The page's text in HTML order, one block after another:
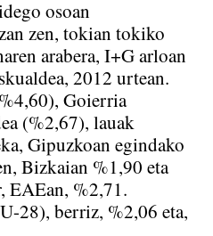
osoan
zen, tokian tokiko
arabera, I+G arloan
2012 urtean.
Goierria
(%2,67), lauak
Gipuzkoan egindako
Bizkaian %1,90 eta
EAEan, %2,71.
28), berriz, %2,06 eta,